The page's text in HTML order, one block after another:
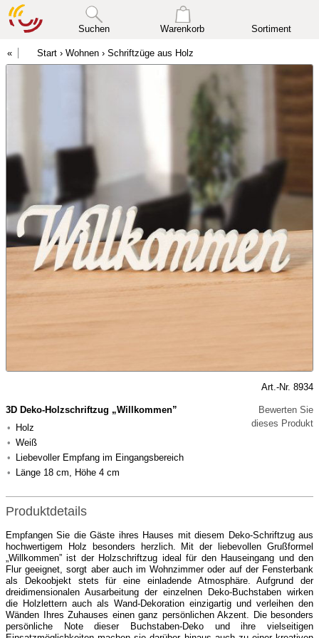
Suchen Warenkorb Sortiment
Start › Wohnen › Schriftzüge aus Holz
Art.-Nr. 8934
3D Deko-Holzschriftzug „Willkommen”
Holz
Weiß
Liebevoller Empfang im Eingangsbereich
Länge 18 cm, Höhe 4 cm
Bewerten Sie
dieses Produkt
Produktdetails
Empfangen Sie die Gäste ihres Hauses mit diesem Deko-Schriftzug aus
hochwertigem Holz besonders herzlich. Mit der liebevollen Grußformel
„Willkommen” ist der Holzschriftzug ideal für den Hauseingang und den
Flur geeignet, sorgt aber auch im Wohnzimmer oder auf der Fensterbank
als Dekoobjekt stets für eine einladende Atmosphäre. Aufgrund der
dreidimensionalen Ausarbeitung der einzelnen Deko-Buchstaben wirken
die Holzlettern auch als Wand-Dekoration einzigartig und verleihen den
Wänden Ihres Zuhauses einen ganz persönlichen Akzent. Die besonders
persönliche Note dieser Buchstaben-Deko und ihre vielseitigen